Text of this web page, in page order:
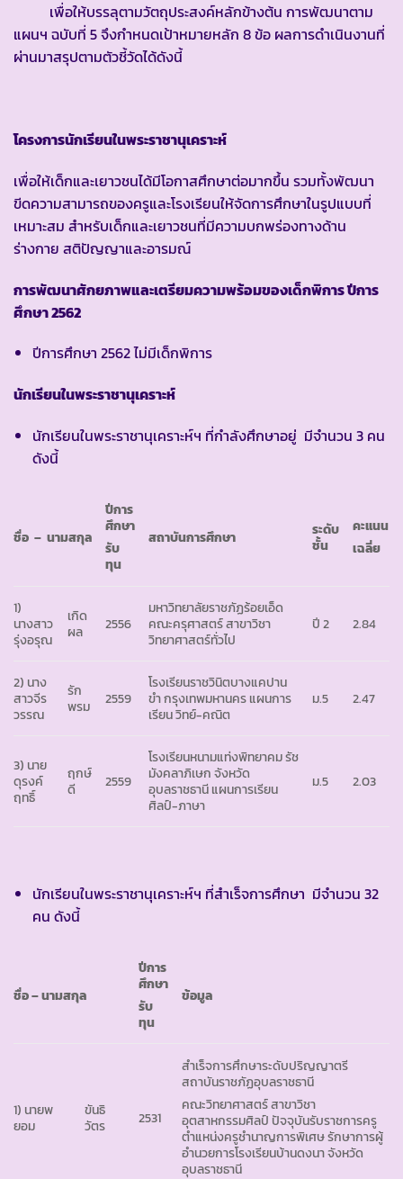
เพื่อให้บรรลุตามวัตถุประสงค์หลักข้างต้น การพัฒนาตาม
แผนฯ ฉบับที่ 5 จึงกำหนดเป้าหมายหลัก 8 ข้อ ผลการดำเนินงานที่
ผ่านมาสรุปตามตัวชี้วัดได้ดังนี้
โครงการนักเรียนในพระราชานุเคราะห์
เพื่อให้เด็กและเยาวชนได้มีโอกาสศึกษาต่อมากขึ้น รวมทั้งพัฒนา
ขีดความสามารถของครูและโรงเรียนให้จัดการศึกษาในรูปแบบที่
เหมาะสม สำหรับเด็กและเยาวชนที่มีความบกพร่องทางด้าน
ร่างกาย สติปัญญาและอารมณ์
การพัฒนาศักยภาพและเตรียมความพร้อมของเด็กพิการ ปีการ
ศึกษา 2562
ปีการศึกษา 2562 ไม่มีเด็กพิการ
นักเรียนในพระราชานุเคราะห์
นักเรียนในพระราชานุเคราะห์ฯ ที่กำลังศึกษาอยู่ มีจำนวน 3 คน
ดังนี้
ชื่อ – นามสกุล
ปีการ
ศึกษา
รับ
ทุน
สถาบันการศึกษา
ระดับ
ชั้น
คะแนน
เฉลี่ย
1)
นางสาว
รุ่งอรุณ
เกิด
ผล
2556
มหาวิทยาลัยราชภัฏร้อยเอ็ด
คณะครุศาสตร์ สาขาวิชา
วิทยาศาสตร์ทั่วไป
ปี 2 2.84
2) นาง
สาวจีร
วรรณ
รัก
พรม
2559
โรงเรียนราชวินิตบางแคปาน
ขำ กรุงเทพมหานคร แผนการ
เรียน วิทย์-คณิต
ม.5 2.47
3) นาย
ดุรงค์
ฤทธิ์
ฤกษ์
ดี
2559
โรงเรียนหนามแท่งพิทยาคม รัช
มังคลาภิเษก จังหวัด
อุบลราชธานี แผนการเรียน
ศิลป์-ภาษา
ม.5 2.03
นักเรียนในพระราชานุเคราะห์ฯ ที่สำเร็จการศึกษา มีจำนวน 32
คน ดังนี้
ชื่อ – นามสกุล
ปีการ
ศึกษา
รับ
ทุน
ข้อมูล
1) นายพ
ยอม
ขันธิ
วัตร
2531
สำเร็จการศึกษาระดับปริญญาตรี
สถาบันราชภัฏอุบลราชธานี
คณะวิทยาศาสตร์ สาขาวิชา
อุตสาหกรรมศิลป์ ปัจจุบันรับราชการครู
ตำแหน่งครูชำนาญการพิเศษ รักษาการผู้
อำนวยการโรงเรียนบ้านดงนา จังหวัด
อุบลราชธานี